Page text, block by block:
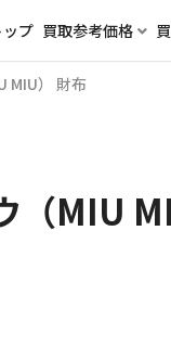
ップ 買取参考価格
MIU） 財布
（MIU